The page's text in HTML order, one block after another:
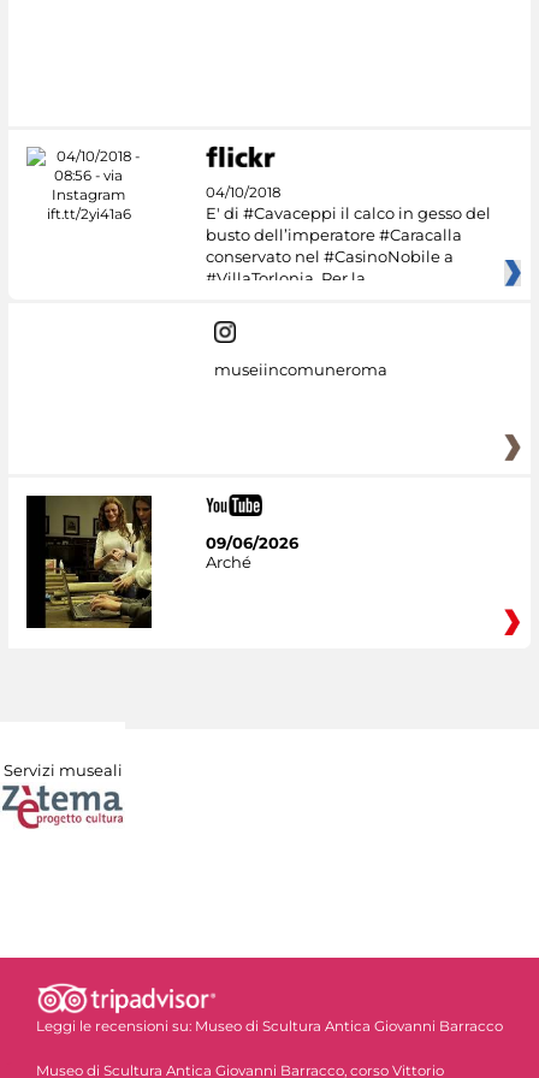
04/10/2018
E' di #Cavaceppi il calco in gesso del
busto dell’imperatore #Caracalla
conservato nel #CasinoNobile a
#VillaTorlonia. Per la
museiincomuneroma
09/06/2026
Arché
Servizi museali
Leggi le recensioni su: Museo di Scultura Antica Giovanni Barracco
Museo di Scultura Antica Giovanni Barracco, corso Vittorio